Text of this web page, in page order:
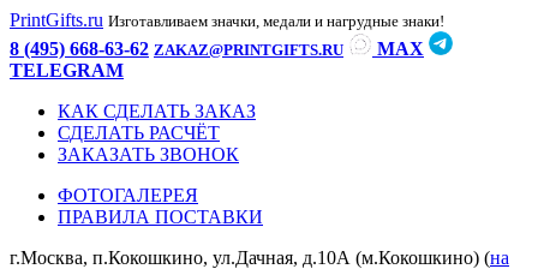
PrintGifts.ru Изготавливаем значки, медали и нагрудные знаки!
8 (495) 668-63-62 ZAKAZ@PRINTGIFTS.RU
MAX
TELEGRAM
КАК СДЕЛАТЬ ЗАКАЗ
СДЕЛАТЬ РАСЧЁТ
ЗАКАЗАТЬ ЗВОНОК
ФОТОГАЛЕРЕЯ
ПРАВИЛА ПОСТАВКИ
г.Москва, п.Кокошкино, ул.Дачная, д.10А (м.Кокошкино) (на